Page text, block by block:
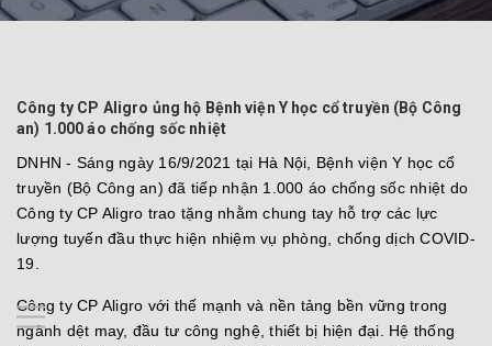
Công ty CP Aligro ủng hộ Bệnh viện Y học cổ truyền (Bộ Công
an) 1.000 áo chống sốc nhiệt
DNHN - Sáng ngày 16/9/2021 tại Hà Nội, Bệnh viện Y học cổ
truyền (Bộ Công an) đã tiếp nhận 1.000 áo chống sốc nhiệt do
Công ty CP Aligro trao tặng nhằm chung tay hỗ trợ các lực
lượng tuyến đầu thực hiện nhiệm vụ phòng, chống dịch COVID-
19.
Công ty CP Aligro với thế mạnh và nền tảng bền vững trong
ngành dệt may, đầu tư công nghệ, thiết bị hiện đại. Hệ thống